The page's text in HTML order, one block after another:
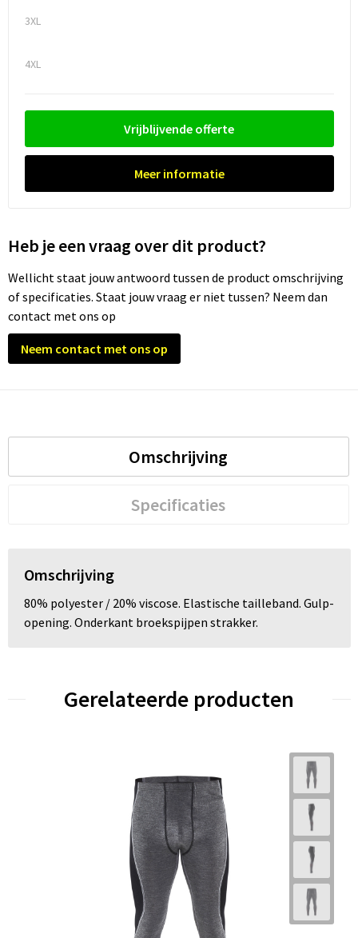
3XL
4XL
Vrijblijvende offerte
Meer informatie
Heb je een vraag over dit product?
Wellicht staat jouw antwoord tussen de product omschrijving
of specificaties. Staat jouw vraag er niet tussen? Neem dan
contact met ons op
Neem contact met ons op
Omschrijving
Specificaties
Omschrijving
80% polyester / 20% viscose. Elastische tailleband. Gulp-
opening. Onderkant broekspijpen strakker.
Gerelateerde producten